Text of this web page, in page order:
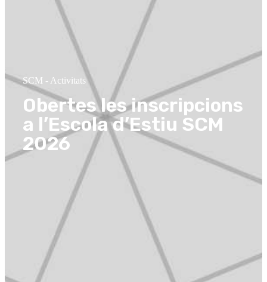
Obertes les inscripcions
a l’Escola d’Estiu SCM
2026
SCM - Activitats